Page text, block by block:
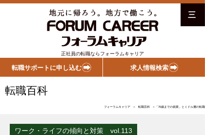
三
正社員の転職ならフォーラムキャリア
求人情報検索
転職サポートに申し込む
転職百科
フォーラムキャリア ＞ 転職百科 ＞「70歳までの就業」とミドル層の転職
ワーク・ライフの傾向と対策 vol.113